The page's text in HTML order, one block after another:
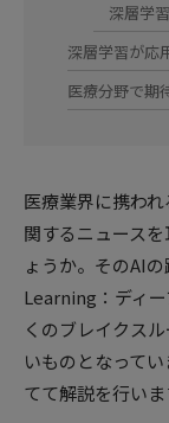
深層学
深層学習が応
医療分野で期
医療業界に携わ
関するニュース
ょうか。そのAI
Learning：ディ
くのブレイクス
いものとなって
てて解説を行いま